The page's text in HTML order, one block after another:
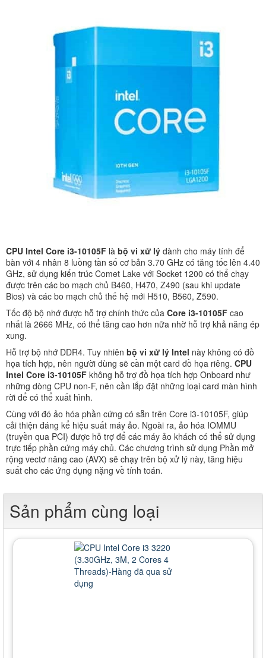
CPU Intel Core i3-10105F là bộ vi xử lý dành cho máy tính để
bàn với 4 nhân 8 luồng tần số cơ bản 3.70 GHz có tăng tốc lên 4.40
GHz, sử dụng kiến ​​trúc Comet Lake với Socket 1200 có thể chạy
được trên các bo mạch chủ B460, H470, Z490 (sau khi update
Bios) và các bo mạch chủ thế hệ mới H510, B560, Z590.
Tốc độ bộ nhớ được hỗ trợ chính thức của Core i3-10105F cao
nhất là 2666 MHz, có thể tăng cao hơn nữa nhờ hỗ trợ khả năng ép
xung.
Hỗ trợ bộ nhớ DDR4. Tuy nhiên bộ vi xử lý Intel này không có đồ
họa tích hợp, nên người dùng sẽ cần một card đồ họa riêng. CPU
Intel Core i3-10105F không hỗ trợ đồ họa tích hợp Onboard như
những dòng CPU non-F, nên cần lắp đặt những loại card màn hình
rời để có thể xuất hình.
Cùng với đó ảo hóa phần cứng có sẵn trên Core i3-10105F, giúp
cải thiện đáng kể hiệu suất máy ảo. Ngoài ra, ảo hóa IOMMU
(truyền qua PCI) được hỗ trợ để các máy ảo khách có thể sử dụng
trực tiếp phần cứng máy chủ. Các chương trình sử dụng Phần mở
rộng vectơ nâng cao (AVX) sẽ chạy trên bộ xử lý này, tăng hiệu
suất cho các ứng dụng nặng về tính toán.
Sản phẩm cùng loại